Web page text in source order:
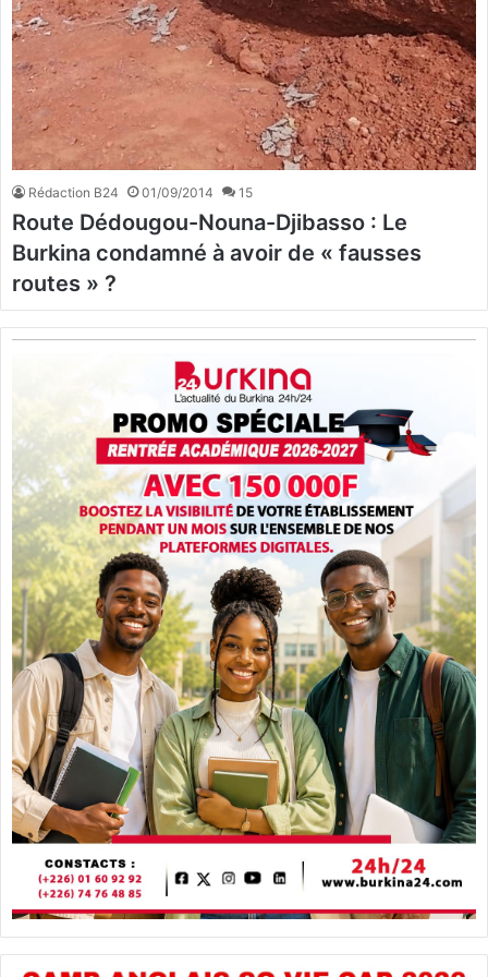
Rédaction B24 01/09/2014 15
Route Dédougou-Nouna-Djibasso : Le
Burkina condamné à avoir de « fausses
routes » ?